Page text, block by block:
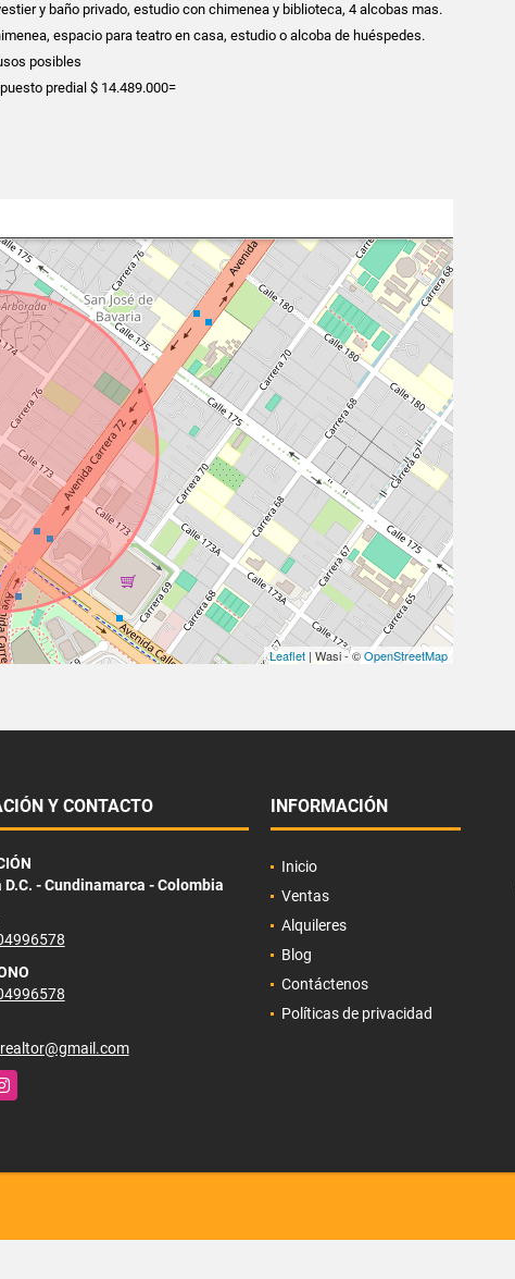
y baño privado, estudio con chimenea y biblioteca, 4 alcobas mas.
espacio para teatro en casa, estudio o alcoba de huéspedes.
posibles
predial $ 14.489.000=
Leaflet| Wasi - ©OpenStreetMap
Y CONTACTO
D.C. - Cundinamarca - Colombia
INFORMACIÓN
Inicio
Ventas
Alquileres
Blog
Contáctenos
Políticas de privacidad